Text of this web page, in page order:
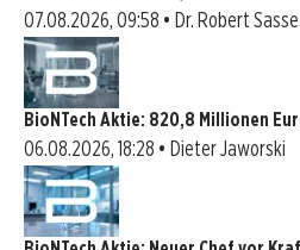
07.08.2026, 09:58 • Dr. Robert Sasse
BioNTech Aktie: 820,8 Millionen
06.08.2026, 18:28 • Dieter Jaworski